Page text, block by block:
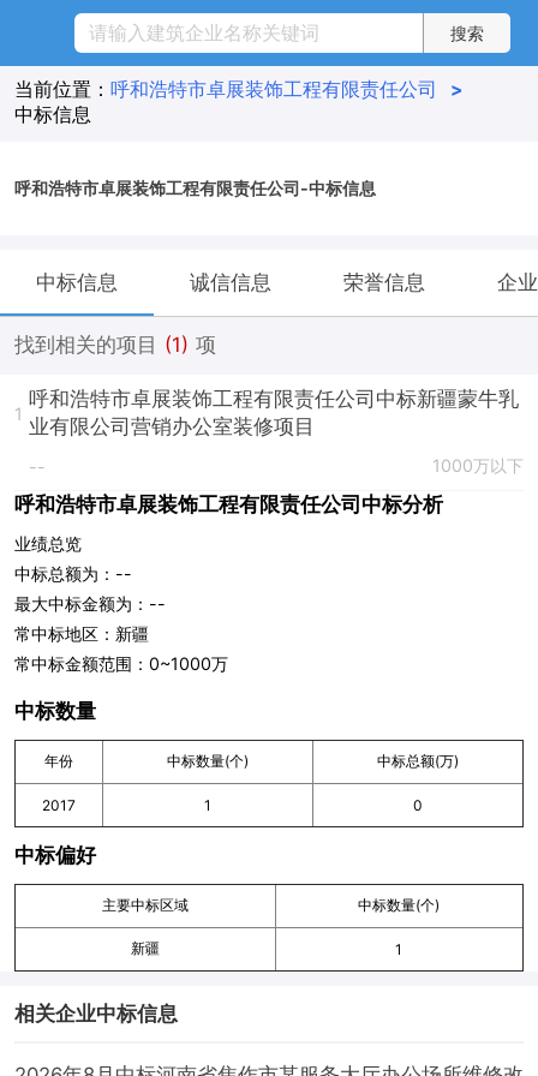
当前位置： 呼和浩特市卓展装饰工程有限责任公司
>
中标信息
呼和浩特市卓展装饰工程有限责任公司-中标信息
中标信息 诚信信息 荣誉信息 企
找到相关的项目 (1) 项
1
呼和浩特市卓展装饰工程有限责任公司中标新疆蒙牛乳
业有限公司营销办公室装修项目
-- 1000万以下
呼和浩特市卓展装饰工程有限责任公司中标分析
业绩总览
中标总额为：--
最大中标金额为：--
常中标地区：新疆
常中标金额范围：0~1000万
中标数量
年份 中标数量(个) 中标总额(万)
2017 1 0
中标偏好
主要中标区域 中标数量(个)
新疆 1
相关企业中标信息